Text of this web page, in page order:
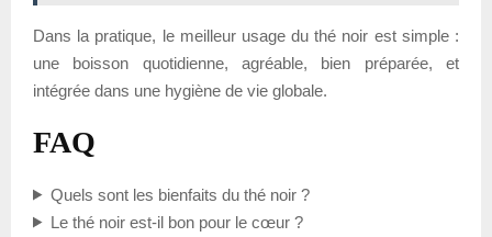
Dans la pratique, le meilleur usage du thé noir est simple :
une boisson quotidienne, agréable, bien préparée, et
intégrée dans une hygiène de vie globale.
FAQ
Quels sont les bienfaits du thé noir ?
Le thé noir est-il bon pour le cœur ?